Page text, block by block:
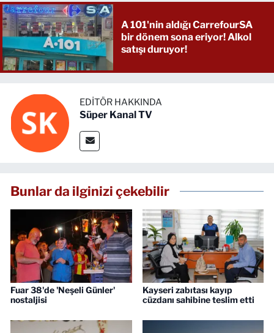
A 101'nin aldığı CarrefourSA
bir dönem sona eriyor! Alkol
satışı duruyor!
EDITÖR HAKKINDA
Süper Kanal TV
Bunlar da ilginizi çekebilir
Fuar 38'de 'Neşeli Günler'
nostaljisi
Kayseri zabıtası kayıp
cüzdanı sahibine teslim etti